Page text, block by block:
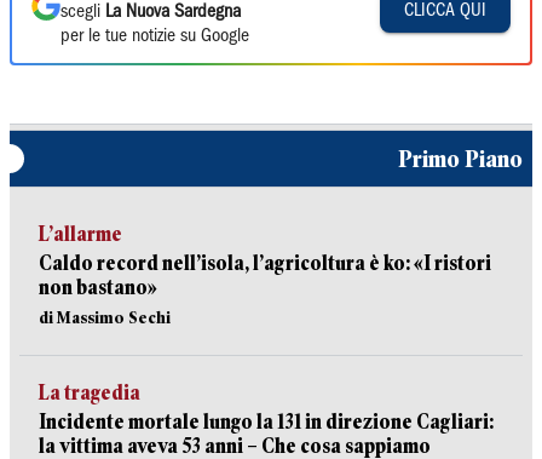
scegli La Nuova Sardegna
per le tue notizie su Google
CLICCA QUI
Primo Piano
L’allarme
Caldo record nell’isola, l’agricoltura è ko: «I ristori
non bastano»
di Massimo Sechi
La tragedia
Incidente mortale lungo la 131 in direzione Cagliari:
la vittima aveva 53 anni – Che cosa sappiamo